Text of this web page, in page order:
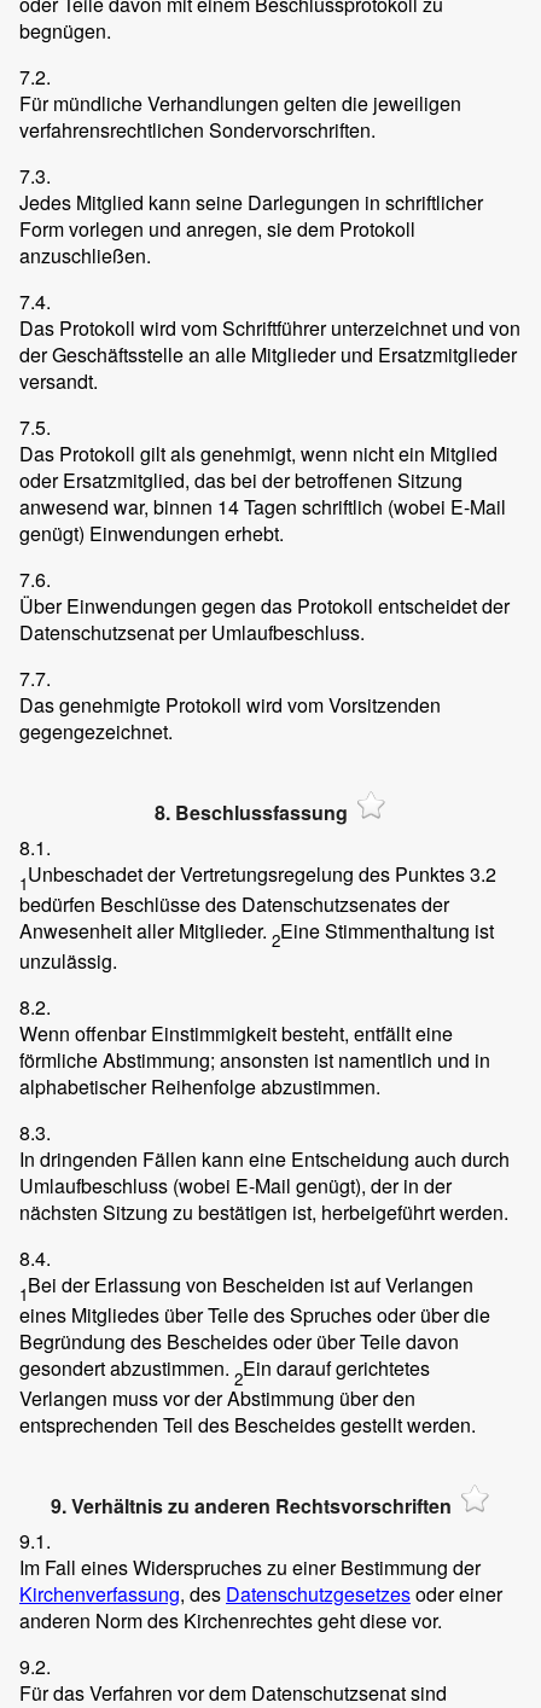
begnügen.
7.2.
Für mündliche Verhandlungen gelten die jeweiligen
verfahrensrechtlichen Sondervorschriften.
7.3.
Jedes Mitglied kann seine Darlegungen in schriftlicher
Form vorlegen und anregen, sie dem Protokoll
anzuschließen.
7.4.
Das Protokoll wird vom Schriftführer unterzeichnet und von
der Geschäftsstelle an alle Mitglieder und Ersatzmitglieder
versandt.
7.5.
Das Protokoll gilt als genehmigt, wenn nicht ein Mitglied
oder Ersatzmitglied, das bei der betroffenen Sitzung
anwesend war, binnen 14 Tagen schriftlich (wobei E-Mail
genügt) Einwendungen erhebt.
7.6.
Über Einwendungen gegen das Protokoll entscheidet der
Datenschutzsenat per Umlaufbeschluss.
7.7.
Das genehmigte Protokoll wird vom Vorsitzenden
gegengezeichnet.
8. Beschlussfassung
8.1.
1Unbeschadet der Vertretungsregelung des Punktes 3.2
bedürfen Beschlüsse des Datenschutzsenates der
Anwesenheit aller Mitglieder. 2Eine Stimmenthaltung ist
unzulässig.
8.2.
Wenn offenbar Einstimmigkeit besteht, entfällt eine
förmliche Abstimmung; ansonsten ist namentlich und in
alphabetischer Reihenfolge abzustimmen.
8.3.
In dringenden Fällen kann eine Entscheidung auch durch
Umlaufbeschluss (wobei E-Mail genügt), der in der
nächsten Sitzung zu bestätigen ist, herbeigeführt werden.
8.4.
1Bei der Erlassung von Bescheiden ist auf Verlangen
eines Mitgliedes über Teile des Spruches oder über die
Begründung des Bescheides oder über Teile davon
gesondert abzustimmen. 2Ein darauf gerichtetes
Verlangen muss vor der Abstimmung über den
entsprechenden Teil des Bescheides gestellt werden.
9. Verhältnis zu anderen Rechtsvorschriften
9.1.
Im Fall eines Widerspruches zu einer Bestimmung der
Kirchenverfassung, des Datenschutzgesetzesoder einer
anderen Norm des Kirchenrechtes geht diese vor.
9.2.
Für das Verfahren vor dem Datenschutzsenat sind